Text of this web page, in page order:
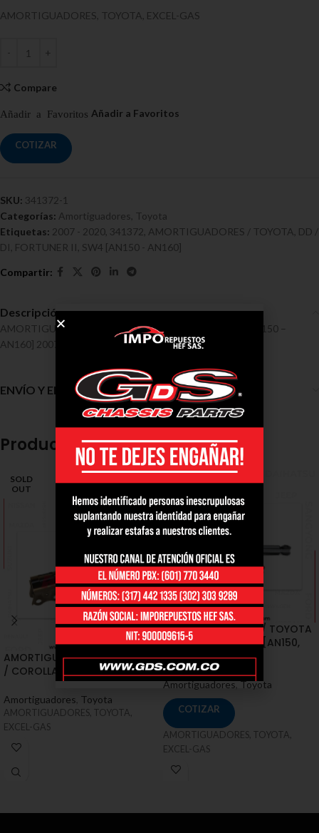
AMORTIGUADORES, TOYOTA, EXCEL-GAS
Compare
COTIZAR
SKU: 341372-1
Categorías: Amortiguadores Toyota
Etiquetas: 2007 - 2020 341372 AMORTIGUADORES / TOYOTA DD /
DI FORTUNER II SW4 [AN150 - AN160]
Descripción
AMORTIGUADORES / TOYOTA / FORTUNER II, SW4 [AN150 –
AN160] 2007 – 2020 DD / DI Ref 341372
ENVÍO Y ENTREGA
Productos relacionados
SOLD
OUT
AMORTIGUADORES / TOYOTA
/ COROLLA [E160, E170, E180]
Amortiguadores Toyota
AMORTIGUADORES, TOYOTA,
EXCEL-GAS
AMORTIGUADORES / TOYOTA
/ FORTUNER II, SW4 [AN150,
AN160]
Amortiguadores,Toyota
COTIZAR
AMORTIGUADORES, TOYOTA,
EXCEL-GAS